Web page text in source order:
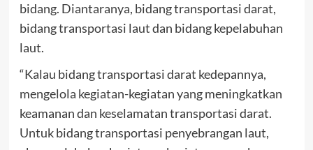
bidang. Diantaranya, bidang transportasi darat,
bidang transportasi laut dan bidang kepelabuhan
laut.
“Kalau bidang transportasi darat kedepannya,
mengelola kegiatan-kegiatan yang meningkatkan
keamanan dan keselamatan transportasi darat.
Untuk bidang transportasi penyebrangan laut,